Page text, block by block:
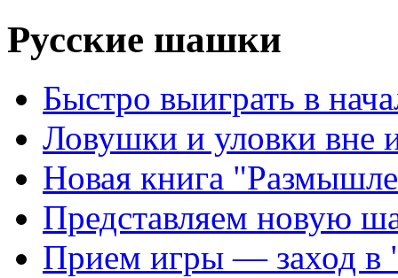
Русские шашки
Быстро выиграть в
Ловушки и уловки вне
Новая книга
Представляем новую
Прием игры — заход в